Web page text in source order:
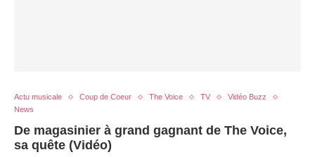
Actu musicale Coup de Coeur The Voice TV
Vidéo Buzz
News
De magasinier à grand gagnant de The Voice,
sa quête (Vidéo)